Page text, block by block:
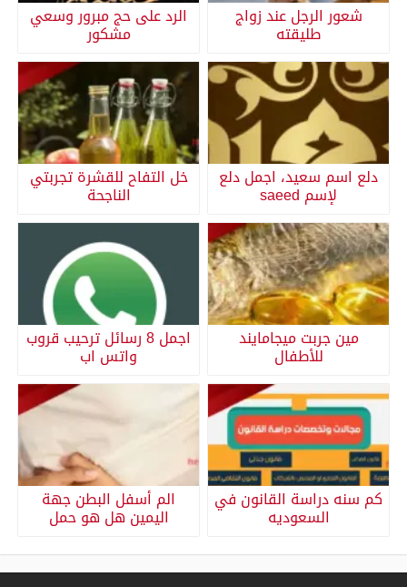
شعور الرجل عند زواج
طليقته
الرد على حج مبرور وسعي
مشكور
دلع اسم سعيد، اجمل دلع
لإسم saeed
خل التفاح للقشرة تجربتي
الناجحة
مين جربت ميجامايند
للأطفال
اجمل 8 رسائل ترحيب قروب
واتس اب
كم سنه دراسة القانون في
السعوديه
الم أسفل البطن جهة
اليمين هل هو حمل